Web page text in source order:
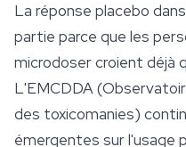
La réponse placebo
partie parce que les
microdoser croient déjà
L'EMCDDA
des toxicomanies)
émergentes sur l'usage